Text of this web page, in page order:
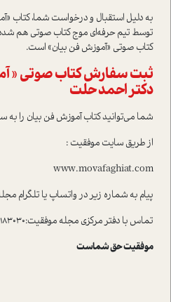
به دليل استقبال و درخواست شما، کتاب
توسط تيم حرفه‌اي موج کتاب صوتي هم
کتاب صوتي «آموزش فن بيان» است.
ثبت سفارش کتاب صوتي «
دکتر احمد حلت
شما مي‌توانيد کتاب آموزش فن بيان را
از طريق سايت موفقيت :
www.movafaghiat.com
پيام به شماره زير در واتساپ يا تلگرام مجله موفقيت:
تماس با دفتر مرکزي مجله موفقيت:22183030-021
موفقيت حق شماست